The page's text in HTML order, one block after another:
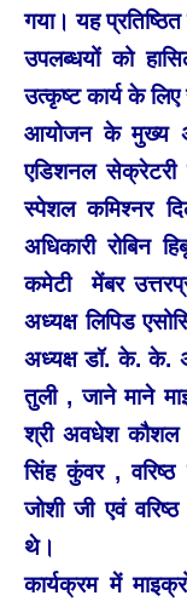
गया। यह
उपलब्धयों को
उत्कृष्ट कार्य के लिए
आयोजन के मुख्य
एडिशनल सेक्रेटरी
स्पेशल कमिश्नर
अधिकारी रोबिन
कमेटी मेंबर
अध्यक्ष लिपिड
अध्यक्ष डॉ. के. के.
तुली , जाने माने
श्री अवधेश कौशल
सिंह कुंवर , वरिष्ठ
जोशी जी एवं
थे।
कार्यक्रम में